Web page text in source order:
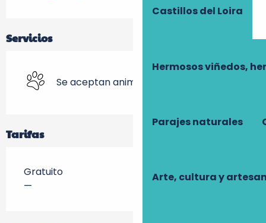
Castillos del Loira
Hermosos viñedos,
Parajes naturales
Arte, cultura y
Servicios
Se aceptan animales
Tarifas
Gratuito
—